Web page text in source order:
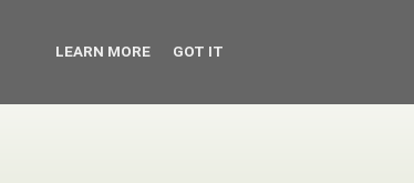
LEARN MORE GOT IT